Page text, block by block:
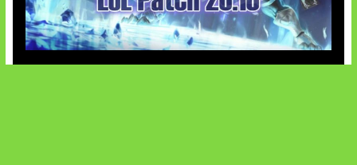
Patch Baru Ubah Botlane